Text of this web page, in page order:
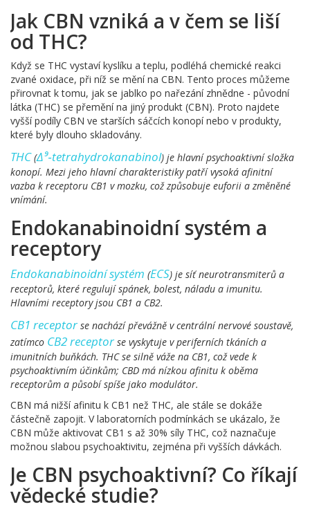
Jak CBN vzniká a v čem se liší
od THC?
Když se THC vystaví kyslíku a teplu, podléhá chemické reakci
zvané oxidace, při níž se mění na CBN. Tento proces můžeme
přirovnat k tomu, jak se jablko po nařezání zhnědne - původní
látka (THC) se přemění na jiný produkt (CBN). Proto najdete
vyšší podíly CBN ve starších sáčcích konopí nebo v produkty,
které byly dlouho skladovány.
THC(Δ⁹‑tetrahydrokanabinol) je hlavní psychoaktivní složka
konopí. Mezi jeho hlavní charakteristiky patří vysoká afinitní
vazba k receptoru CB1 v mozku, což způsobuje euforii a změněné
vnímání.
Endokanabinoidní systém a
receptory
Endokanabinoidní systém (ECS) je síť neurotransmiterů a
receptorů, které regulují spánek, bolest, náladu a imunitu.
Hlavními receptory jsou CB1 a CB2.
CB1 receptor se nachází převážně v centrální nervové soustavě,
zatímco CB2 receptor se vyskytuje v periferních tkáních a
imunitních buňkách. THC se silně váže na CB1, což vede k
psychoaktivním účinkům; CBD má nízkou afinitu k oběma
receptorům a působí spíše jako modulátor.
CBN má nižší afinitu k CB1 než THC, ale stále se dokáže
částečně zapojit. V laboratorních podmínkách se ukázalo, že
CBN může aktivovat CB1 s až 30% síly THC, což naznačuje
možnou slabou psychoaktivitu, zejména při vyšších dávkách.
Je CBN psychoaktivní? Co říkají
vědecké studie?